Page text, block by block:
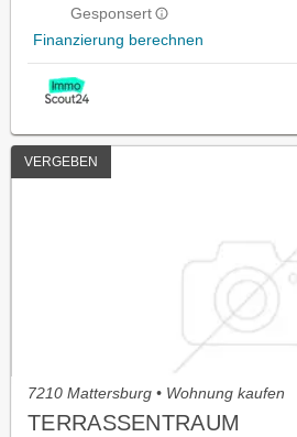
Gesponsert
Finanzierung berechnen
VERGEBEN
7210 Mattersburg • Wohnung kaufen
TERRASSENTRAUM